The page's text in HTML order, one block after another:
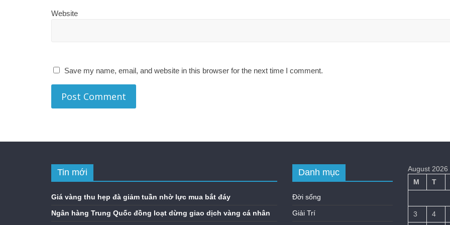
Website
Save my name, email, and website in this browser for the next time I comment.
Tin mới
Giá vàng thu hẹp đà giảm tuần nhờ lực mua bắt đáy
Ngân hàng Trung Quốc đồng loạt dừng giao dịch vàng cá nhân
Danh mục
Đời sống
Giải Trí
August 2026
M
T
3
4